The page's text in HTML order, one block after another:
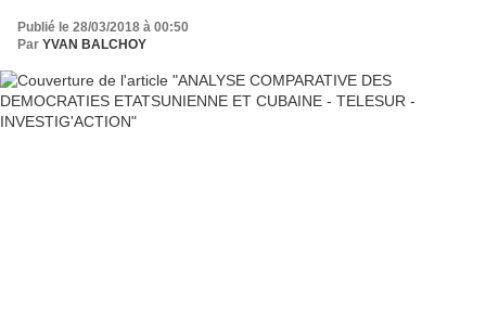
Publié le 28/03/2018 à 00:50
Par YVAN BALCHOY